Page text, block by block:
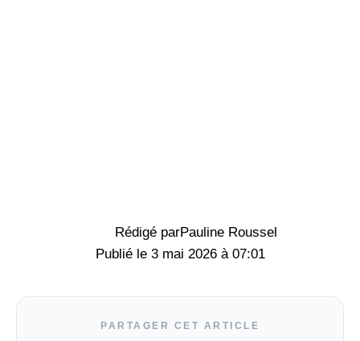
Rédigé parPauline Roussel
3 mai 2026 à 07:01
PARTAGER CET ARTICLE